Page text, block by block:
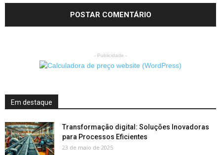
- Publicidade -
Em destaque
Transformação digital: Soluções Inovadoras
para Processos Eficientes
23 de maio de 2025